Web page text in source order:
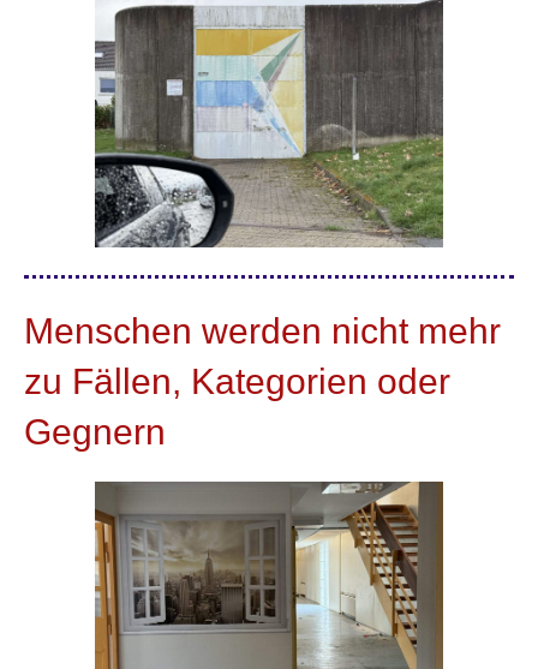
Menschen werden nicht mehr
zu Fällen, Kategorien oder
Gegnern